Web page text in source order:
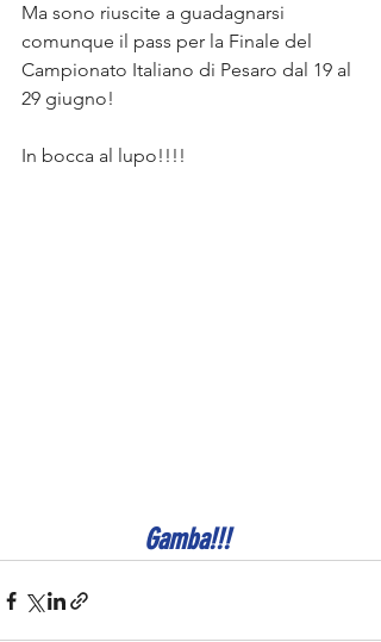
Ma sono riuscite a guadagnarsi
comunque il pass per la Finale del
Campionato Italiano di Pesaro dal 19 al
29 giugno!
In bocca al lupo!!!!
Gamba!!!